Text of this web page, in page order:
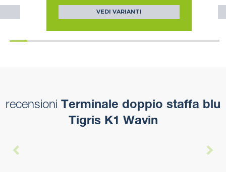
VEDI VARIANTI
recensioni Terminale doppio staffa blu
Tigris K1 Wavin